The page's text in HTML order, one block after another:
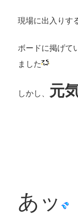
現場に出入りす
ボードに掲げて
ました
しかし、 元
あッ